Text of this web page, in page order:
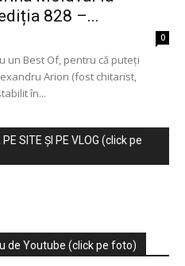
828 –...
0
un Best Of, pentru că puteți
Arion (fost chitarist,
în...
SITE ȘI PE VLOG (click pe
de Youtube (click pe foto)